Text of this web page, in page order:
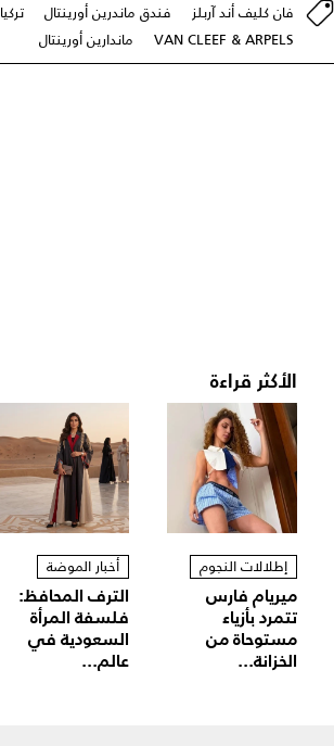
فان كليف أند آربلز فندق ماندرين أورينتال
تركيا
VAN CLEEF & ARPELS
ماندارين أورينتال
الأكثر قراءة
إطلالات النجوم
ميريام فارس
تتمرد بأزياء
مستوحاة من
الخزانة...
أخبار الموضة
الترف المحافظ:
فلسفة المرأة
السعودية في
عالم...